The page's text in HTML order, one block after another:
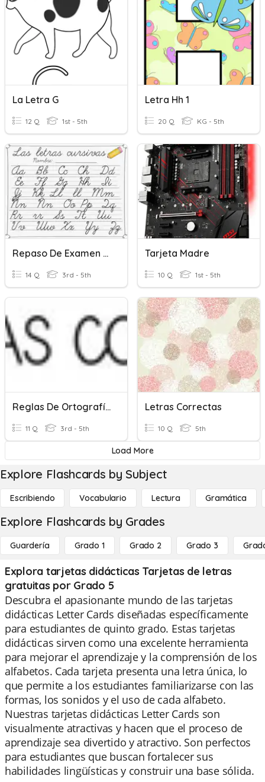
La Letra G
12 Q 1st - 5th
Letra Hh 1
20 Q KG - 5th
Repaso De Examen De Escritura (letra Cursiva)
14 Q 3rd - 5th
Tarjeta Madre
10 Q 1st - 5th
Reglas De Ortografía Con Letra "C" Y "Q"
11 Q 3rd - 5th
Letras Correctas
10 Q 5th
Load More
Explore Flashcards by Subject
Escribiendo Vocabulario Lectura Gramática
Explore Flashcards by Grades
Guardería Grado 1 Grado 2 Grado 3
Explora tarjetas didácticas Tarjetas de letras
gratuitas por Grado 5
Descubra el apasionante mundo de las tarjetas
didácticas Letter Cards diseñadas específicamente
para estudiantes de quinto grado. Estas tarjetas
didácticas sirven como una excelente herramienta
para mejorar el aprendizaje y la comprensión de los
alfabetos. Cada tarjeta presenta una letra única, lo
que permite a los estudiantes familiarizarse con las
formas, los sonidos y el uso de cada alfabeto.
Nuestras tarjetas didácticas Letter Cards son
visualmente atractivas y hacen que el proceso de
aprendizaje sea divertido y atractivo. Son perfectos
para estudiantes que buscan fortalecer sus
habilidades lingüísticas y construir una base sólida.